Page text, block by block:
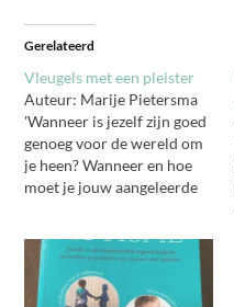
Gerelateerd
Vleugels met een pleister
Auteur: Marije Pietersma
'Wanneer is jezelf zijn goed
genoeg voor de wereld om
je heen? Wanneer en hoe
moet je jouw aangeleerde
varen als het niet meer
past? Is de persoon die jij in
de basis bent gecreëerd